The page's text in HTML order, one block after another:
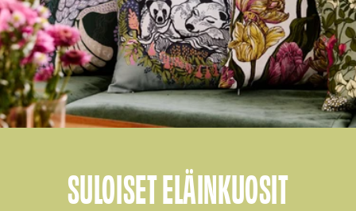
SULOISET ELÄINKUOSIT